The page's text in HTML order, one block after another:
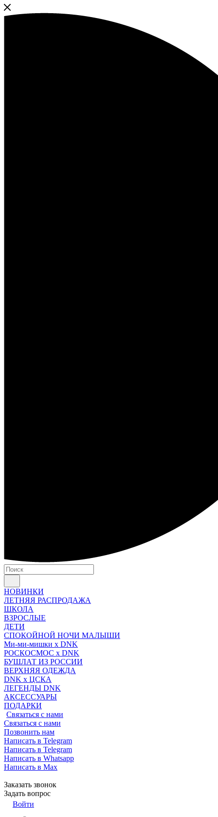
НОВИНКИ
ЛЕТНЯЯ РАСПРОДАЖА
ШКОЛА
ВЗРОСЛЫЕ
ДЕТИ
СПОКОЙНОЙ НОЧИ МАЛЫШИ
Ми-ми-мишки x DNK
РОСКОСМОС x DNK
БУШЛАТ ИЗ РОССИИ
ВЕРХНЯЯ ОДЕЖДА
DNK x ЦСКА
ЛЕГЕНДЫ DNK
АКСЕССУАРЫ
ПОДАРКИ
Связаться с нами
Связаться с нами
Позвонить нам
Написать в Telegram
Написать в Telegram
Написать в Whatsapp
Написать в Max
Заказать звонок
Задать вопрос
Войти